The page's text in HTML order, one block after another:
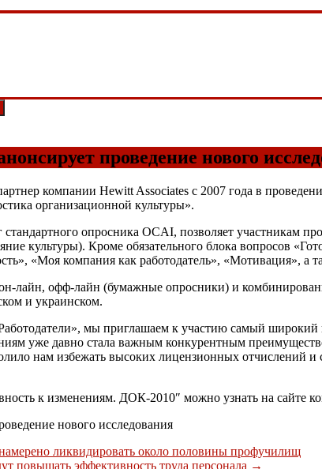
проведение нового
компании Hewitt Associates с 2007 года в
организационной культуры».
стандартного опросника OCAI, позволяет участникам
культуры). Кроме обязательного блока вопросов
«Моя компания как работодатель», «Мотивация»,
лайн, офф-лайн (бумажные опросники) и
и украинском.
мы приглашаем к участию самый
уже давно стала важным конкурентным
нам избежать высоких лицензионных отчислений и
к изменениям. ДОК-2010″ можно узнать на сайте
нового исследования
ликвидировать около половины профучилищ
повышать эффективность труда персонала →